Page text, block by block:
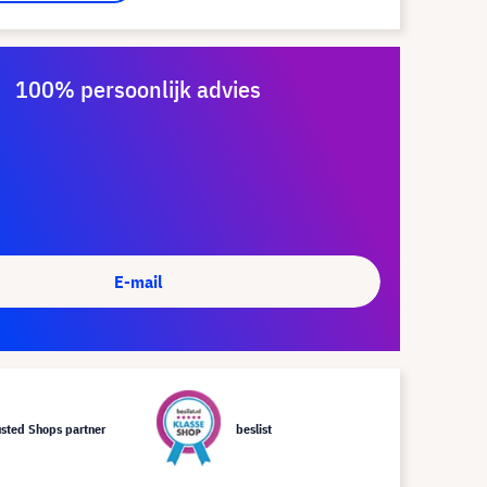
100% persoonlijk advies
E-mail
Shops partner beslist